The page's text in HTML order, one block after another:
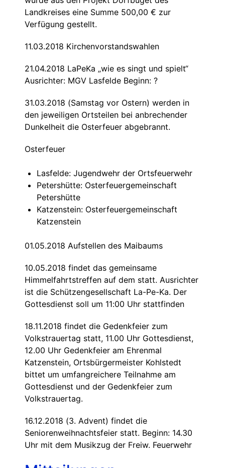
Landkreises eine Summe 500,00 € zur
Verfügung gestellt.
11.03.2018 Kirchenvorstandswahlen
21.04.2018 LaPeKa „wie es singt und spielt“
Ausrichter: MGV Lasfelde Beginn: ?
31.03.2018 (Samstag vor Ostern) werden in
den jeweiligen Ortsteilen bei anbrechender
Dunkelheit die Osterfeuer abgebrannt.
Osterfeuer
Lasfelde: Jugendwehr der Ortsfeuerwehr
Petershütte: Osterfeuergemeinschaft
Petershütte
Katzenstein: Osterfeuergemeinschaft
Katzenstein
01.05.2018 Aufstellen des Maibaums
10.05.2018 findet das gemeinsame
Himmelfahrtstreffen auf dem statt. Ausrichter
ist die Schützengesellschaft La-Pe-Ka. Der
Gottesdienst soll um 11:00 Uhr stattfinden
18.11.2018 findet die Gedenkfeier zum
Volkstrauertag statt, 11.00 Uhr Gottesdienst,
12.00 Uhr Gedenkfeier am Ehrenmal
Katzenstein, Ortsbürgermeister Kohlstedt
bittet um umfangreichere Teilnahme am
Gottesdienst und der Gedenkfeier zum
Volkstrauertag.
16.12.2018 (3. Advent) findet die
Seniorenweihnachtsfeier statt. Beginn: 14.30
Uhr mit dem Musikzug der Freiw. Feuerwehr